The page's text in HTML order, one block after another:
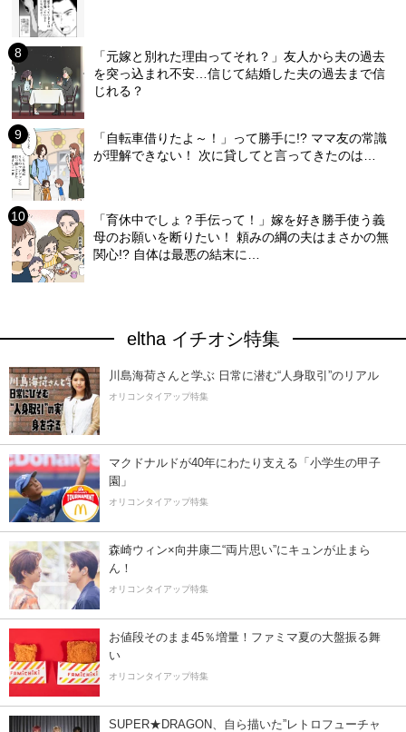
「元嫁と別れた理由ってそれ？」友人から夫の過去
を突っ込まれ不安…信じて結婚した夫の過去まで信
じれる？
「自転車借りたよ～！」って勝手に!? ママ友の常識
が理解できない！ 次に貸してと言ってきたのは…
「育休中でしょ？手伝って！」嫁を好き勝手使う義
母のお願いを断りたい！ 頼みの綱の夫はまさかの無
関心!? 自体は最悪の結末に…
eltha イチオシ特集
川島海荷さんと学ぶ 日常に潜む“人身取引”のリアル
オリコンタイアップ特集
マクドナルドが40年にわたり支える「小学生の甲子
園」
オリコンタイアップ特集
森崎ウィン×向井康二“両片思い”にキュンが止まら
ん！
オリコンタイアップ特集
お値段そのまま45％増量！ファミマ夏の大盤振る舞
い
オリコンタイアップ特集
SUPER★DRAGON、自ら描いた”レトロフューチャ